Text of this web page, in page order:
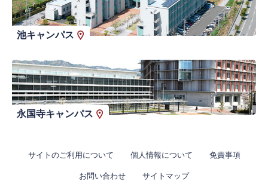
池キャンパス
永国寺キャンパス
サイトのご利用について 個人情報について 免責事項
お問い合わせ サイトマップ